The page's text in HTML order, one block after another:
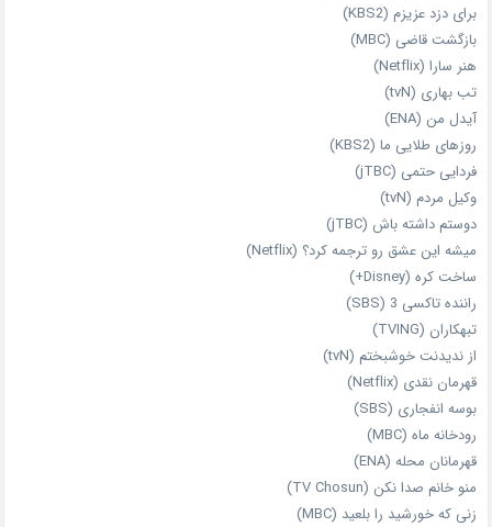
برای دزد عزیزم (KBS2)
بازگشت قاضی (MBC)
هنر سارا (Netflix)
تب بهاری (tvN)
آیدل من (ENA)
روزهای طلایی ما (KBS2)
فردایی حتمی (jTBC)
وکیل مردم (tvN)
دوستم داشته باش (jTBC)
میشه این عشق رو ترجمه کرد؟ (Netflix)
ساخت کره (Disney+)
راننده تاکسی 3 (SBS)
تبهکاران (TVING)
از ندیدنت خوشبختم (tvN)
قهرمان نقدی (Netflix)
بوسه انفجاری (SBS)
رودخانه ماه (MBC)
قهرمانان محله (ENA)
منو خانم صدا نکن (TV Chosun)
زنی که خورشید را بلعید (MBC)